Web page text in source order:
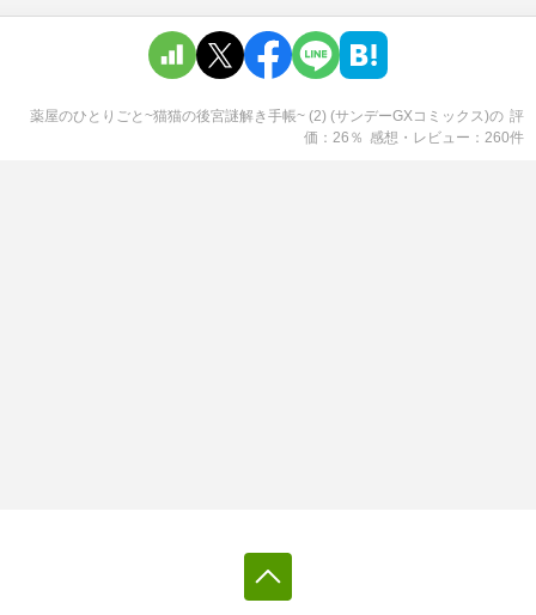
薬屋のひとりごと~猫猫の後宮謎解き手帳~ (2) (サンデーGXコミックス)の 評
価
26 ％ 感想・レビュー 260件